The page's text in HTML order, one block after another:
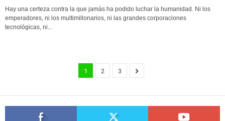
Hay una certeza contra la que jamás ha podido luchar la humanidad. Ni los
emperadores, ni los multimillonarios, ni las grandes corporaciones
tecnológicas, ni...
1 2 3